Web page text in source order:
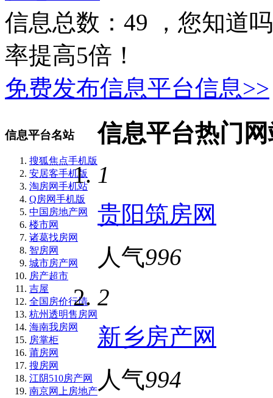
信息总数： 49 ，您知道
率提高5倍！
免费发布信息平台信息>>
信息平台名站
搜狐焦点手机版
安居客手机版
淘房网手机站
Q房网手机版
中国房地产网
楼市网
诸葛找房网
智房网
城市房产网
房产超市
吉屋
全国房价行情
杭州透明售房网
海南我房网
房掌柜
莆房网
搜房网
江阴510房产网
南京网上房地产
信息平台热门
1
贵阳筑房网
人气996
2
新乡房产网
人气994